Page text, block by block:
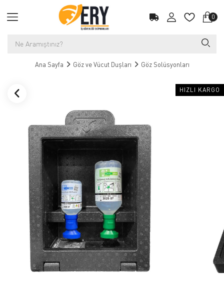
0
Ana Sayfa Göz ve Vücut Duşları Göz Solüsyonları
HIZLI KARGO